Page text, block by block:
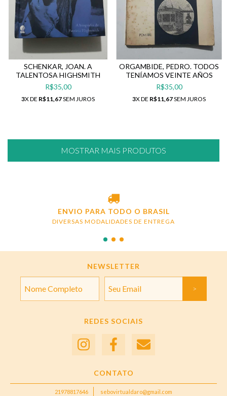
SCHENKAR, JOAN. A
TALENTOSA HIGHSMITH
R$35,00
3X DE R$11,67SEM JUROS
ORGAMBIDE, PEDRO. TODOS
TENÍAMOS VEINTE AÑOS
R$35,00
3X DE R$11,67SEM JUROS
MOSTRAR MAIS PRODUTOS
ENVIO PARA TODO O BRASIL
DIVERSAS MODALIDADES DE ENTREGA
NEWSLETTER
REDES SOCIAIS
CONTATO
21978817646 sebovirtualdaro@gmail.com